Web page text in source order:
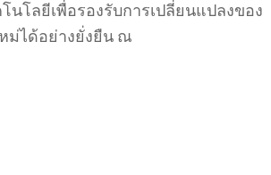
นโลยีเพื่อรองรับการเปลี่ยนแปลงของ
ม่ได้อย่างยั่งยืน ณ